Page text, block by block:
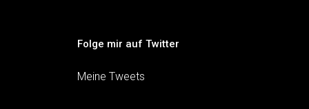
Folge mir auf Twitter
Meine Tweets